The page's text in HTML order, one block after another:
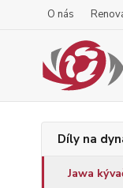
O nás
Díly na
Jawa